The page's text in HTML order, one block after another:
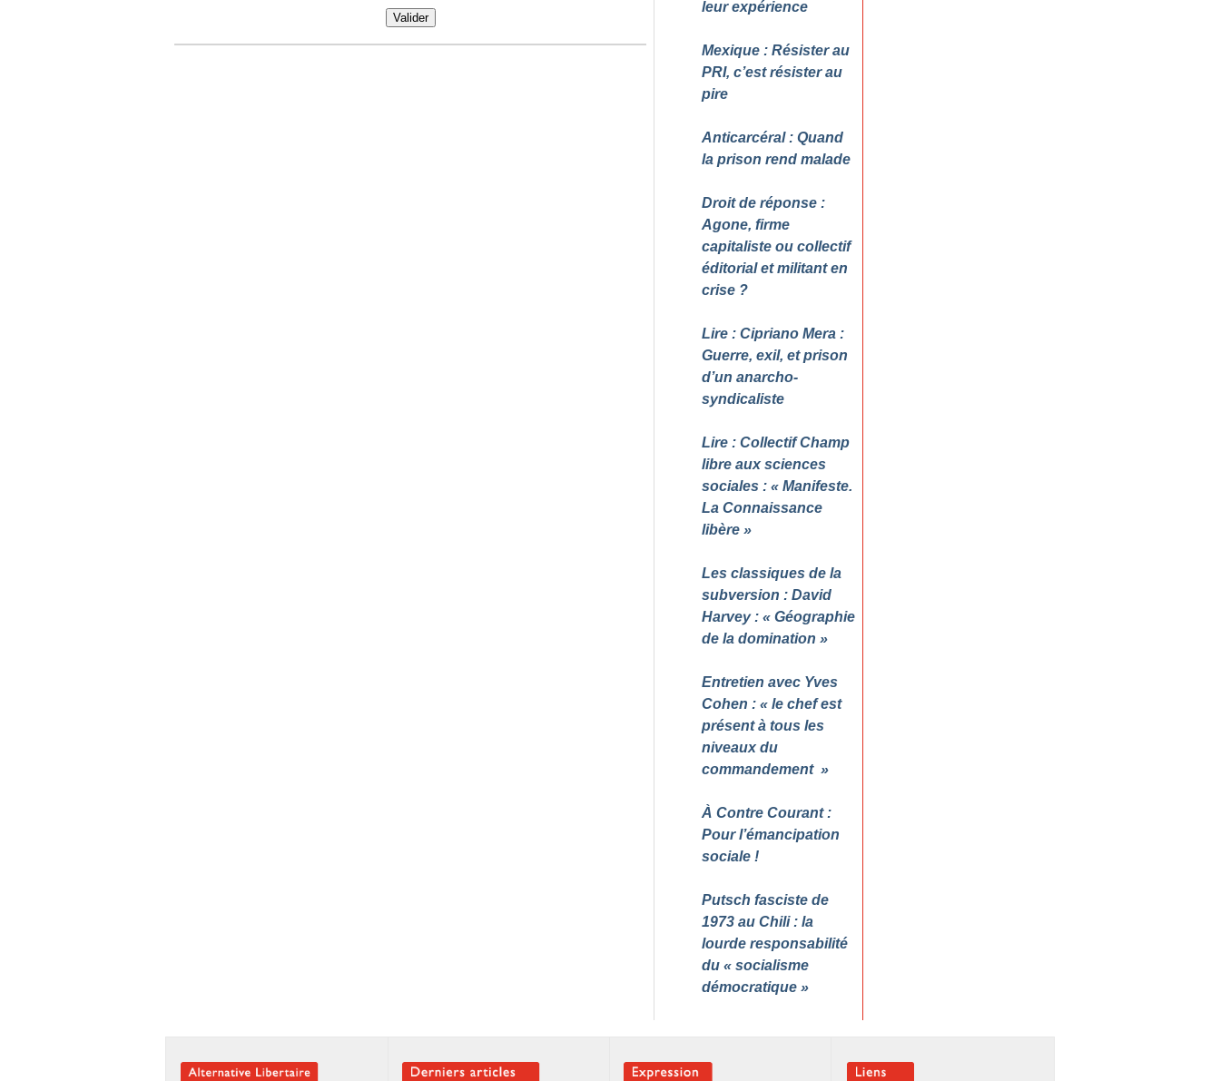
Valider
leur expérience
Mexique : Résister au
PRI, c’est résister au
pire
Anticarcéral : Quand
la prison rend malade
Droit de réponse :
Agone, firme
capitaliste ou collectif
éditorial et militant en
crise ?
Lire : Cipriano Mera :
Guerre, exil, et prison
d’un anarcho-
syndicaliste
Lire : Collectif Champ
libre aux sciences
sociales : « Manifeste.
La Connaissance
libère »
Les classiques de la
subversion : David
Harvey : « Géographie
de la domination »
Entretien avec Yves
Cohen : « le chef est
présent à tous les
niveaux du
commandement »
À Contre Courant :
Pour l’émancipation
sociale !
Putsch fasciste de
1973 au Chili : la
lourde responsabilité
du « socialisme
démocratique »